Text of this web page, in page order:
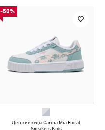
-50%
Детские кеды Carina Mia Floral
Sneakers Kids